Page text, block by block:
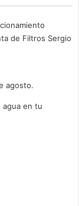
de Filtros Sergio
agosto.
agua en tu